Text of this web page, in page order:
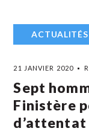
ACTUALITÉS
21 JANVIER 2020
Sept
Finistère
d’attentat